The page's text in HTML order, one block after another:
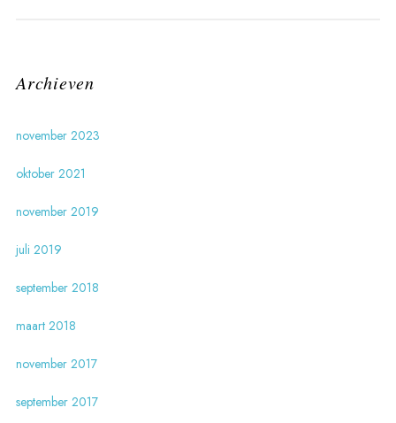
Archieven
november 2023
oktober 2021
november 2019
juli 2019
september 2018
maart 2018
november 2017
september 2017